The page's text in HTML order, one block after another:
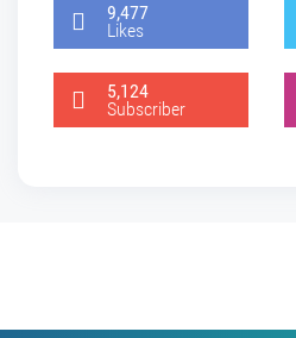
9,477
Likes
5,124
Subscriber